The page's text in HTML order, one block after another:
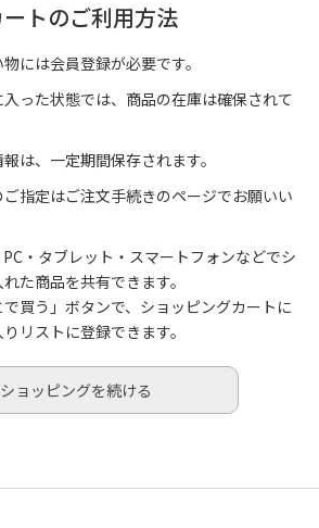
トのご利用方法
には会員登録が必要です。
った状態では、商品の在庫は確保されて
は、一定期間保存されます。
指定はご注文手続きのページでお願いい
・タブレット・スマートフォンなどでシ
た商品を共有できます。
買う」ボタンで、ショッピングカートに
リストに登録できます。
ショッピングを続ける